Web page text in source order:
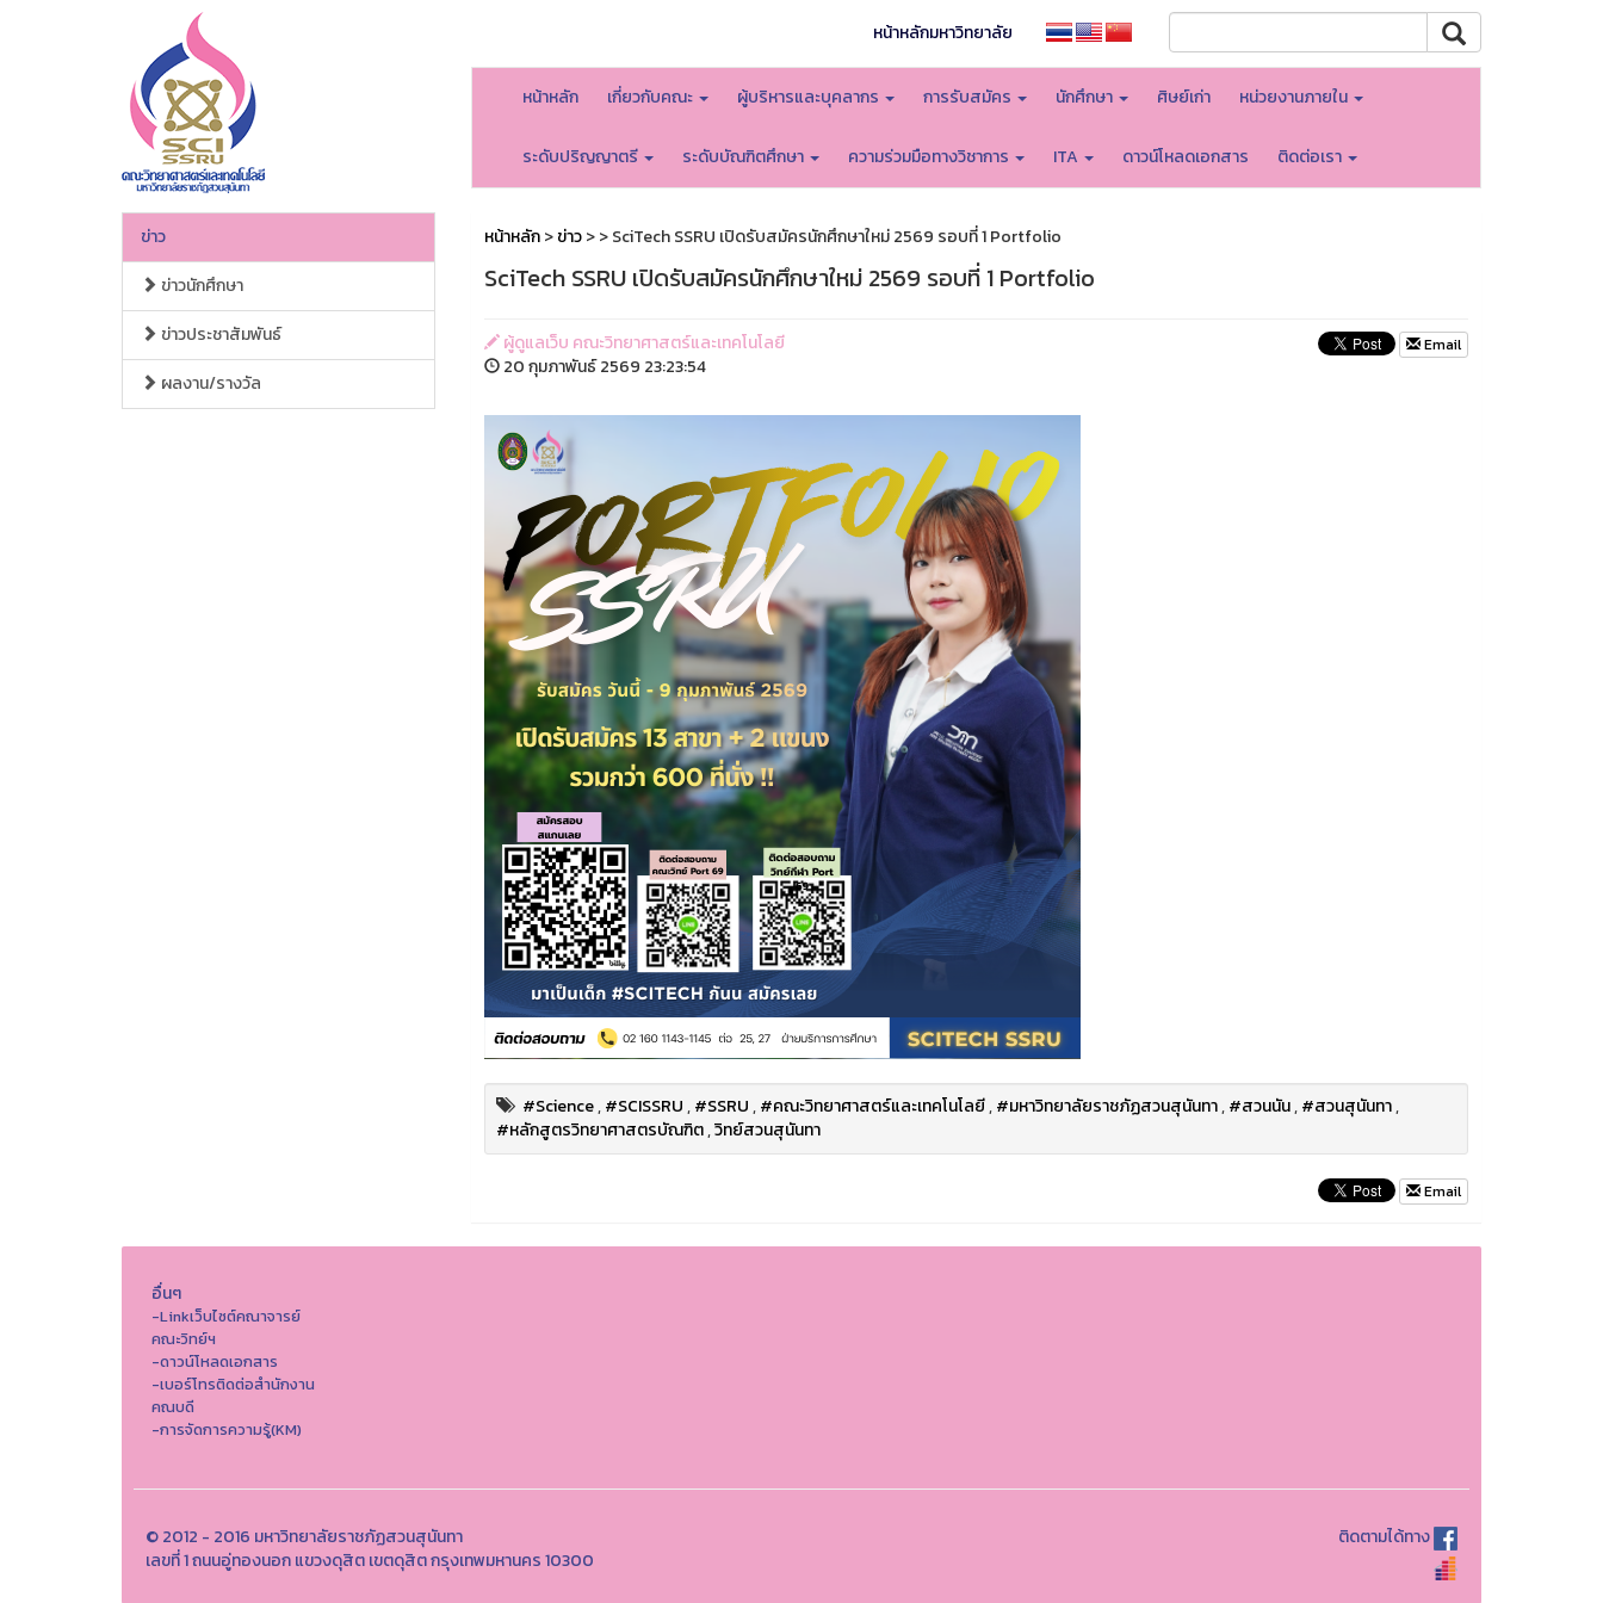
หน้าหลักมหาวิทยาลัย
หน้าหลัก เกี่ยวกับคณะ ผู้บริหารและบุคลากร การรับสมัคร นักศึกษา ศิษย์เก่า หน่วยงานภายใน
ระดับปริญญาตรี ระดับบัณฑิตศึกษา ความร่วมมือทางวิชาการ ITA ดาวน์โหลดเอกสาร ติดต่อเรา
ข่าว
ข่าวนักศึกษา
ข่าวประชาสัมพันธ์
ผลงาน/รางวัล
หน้าหลัก>ข่าว>> SciTech SSRU เปิดรับสมัครนักศึกษาใหม่ 2569 รอบที่ 1 Portfolio
SciTech SSRU เปิดรับสมัครนักศึกษาใหม่ 2569 รอบที่ 1 Portfolio
ผู้ดูแลเว็บ คณะวิทยาศาสตร์และเทคโนโลยี
20 กุมภาพันธ์ 2569 23:23:54
Email
#Science,#SCISSRU,#SSRU,#คณะวิทยาศาสตร์และเทคโนโลยี,#มหาวิทยาลัยราชภัฏสวนสุนันทา,#สวนนัน,#สวนสุนันทา,
#หลักสูตรวิทยาศาสตรบัณฑิต,วิทย์สวนสุนันทา
Email
อื่นๆ
-Linkเว็บไซต์คณาจารย์
คณะวิทย์ฯ
-ดาวน์โหลดเอกสาร
-เบอร์โทรติดต่อสำนักงาน
คณบดี
-การจัดการความรู้(KM)
© 2012 - 2016 มหาวิทยาลัยราชภัฏสวนสุนันทา
เลขที่ 1 ถนนอู่ทองนอก แขวงดุสิต เขตดุสิต กรุงเทพมหานคร 10300
ติดตามได้ทาง